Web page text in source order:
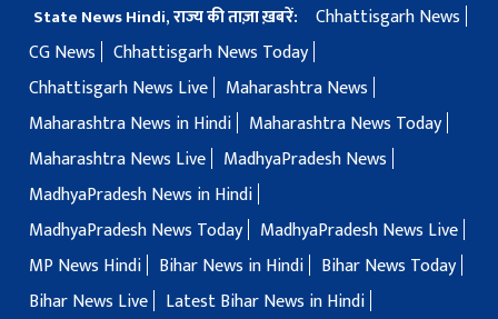
State News Hindi, राज्य की ताज़ा ख़बरें:
Chhattisgarh News
CG News
Chhattisgarh News Today
Chhattisgarh News Live
Maharashtra News
Maharashtra News in Hindi
Maharashtra News Today
Maharashtra News Live
MadhyaPradesh News
MadhyaPradesh News in Hindi
MadhyaPradesh News Today
MadhyaPradesh News Live
MP News Hindi
Bihar News in Hindi
Bihar News Today
Bihar News Live
Latest Bihar News in Hindi